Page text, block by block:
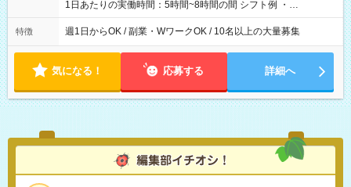
1日あたりの実働時間：5時間~8時間の間 シフト例 ・
9:30~18:00 実働7.5時間 ・9:30~14:30 実働5時間 ・
16:00~21:30 実働5.5時間
特徴 週1日からOK / 副業・WワークOK / 10名以上の大量募集
気になる！ 応募する 詳細へ